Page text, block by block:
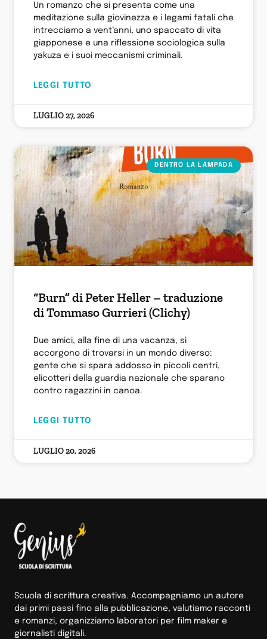
Un romanzo che si presenta come una
meditazione sulla giovinezza e i legami fatali che
intrecciamo a vent’anni, uno spaccato di vita
giapponese e una riflessione sociologica sulla
yakuza e i suoi meccanismi criminali.
LEGGI TUTTO
LUGLIO 27, 2026
DENTRO LA LAMPADA
“Burn” di Peter Heller – traduzione
di Tommaso Gurrieri (Clichy)
Due amici, alla fine di una vacanza, si
accorgono di trovarsi in un mondo diverso:
gente che si spara addosso in piccoli centri,
elicotteri della guardia nazionale che sparano
contro ragazzini in canoa.
LEGGI TUTTO
LUGLIO 20, 2026
Scuola di scrittura creativa. Accompagniamo un autore
dai primi passi fino alla pubblicazione, valutiamo racconti
e romanzi, organizziamo laboratori per film maker e
giornalisti digitali.